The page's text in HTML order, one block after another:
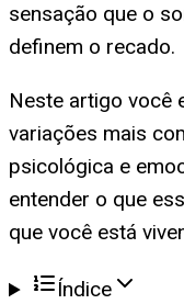
sensação que o
definem o recado.
Neste artigo você
variações mais
psicológica e
entender o que
que você está
Índice